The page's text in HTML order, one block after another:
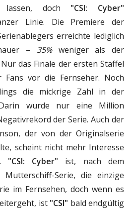
doch "CSI: Cyber"
Linie. Die Premiere der
erreichte lediglich
– 35%weniger als der
das Finale der ersten Staffel
Fans vor die Fernseher. Noch
die mickrige Zahl in der
wurde nur eine Million
der Serie. Auch der
der von der Originalserie
scheint nicht mehr Interesse
"CSI: Cyber" ist, nach dem
Serie, die einzige
im Fernsehen, doch wenn es
ist "CSI" bald endgültig